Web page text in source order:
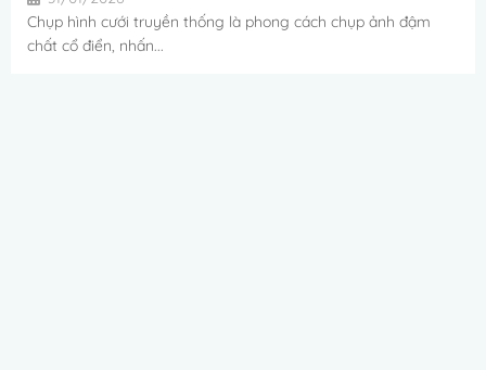
Chụp hình cưới truyền thống là phong cách chụp ảnh đậm
chất cổ điển, nhấn...